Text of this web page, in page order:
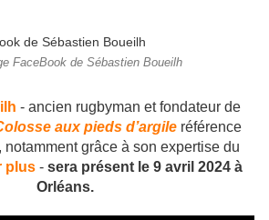
FaceBook de Sébastien Boueilh
- ancien rugbyman et fondateur de
aux pieds d’argile référence
grâce à son expertise du
plus- sera présent le 9 avril 2024 à
Orléans.